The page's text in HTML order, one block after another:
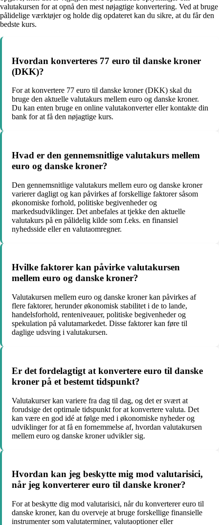
valutakursen for at opnå den mest nøjagtige konvertering. Ved at bruge
pålidelige værktøjer og holde dig opdateret kan du sikre, at du får den
bedste kurs.
Hvordan konverteres 77 euro til danske kroner
(DKK)?
For at konvertere 77 euro til danske kroner (DKK) skal du
bruge den aktuelle valutakurs mellem euro og danske kroner.
Du kan enten bruge en online valutakonverter eller kontakte din
bank for at få den nøjagtige kurs.
Hvad er den gennemsnitlige valutakurs mellem
euro og danske kroner?
Den gennemsnitlige valutakurs mellem euro og danske kroner
varierer dagligt og kan påvirkes af forskellige faktorer såsom
økonomiske forhold, politiske begivenheder og
markedsudviklinger. Det anbefales at tjekke den aktuelle
valutakurs på en pålidelig kilde som f.eks. en finansiel
nyhedsside eller en valutaomregner.
Hvilke faktorer kan påvirke valutakursen
mellem euro og danske kroner?
Valutakursen mellem euro og danske kroner kan påvirkes af
flere faktorer, herunder økonomisk stabilitet i de to lande,
handelsforhold, renteniveauer, politiske begivenheder og
spekulation på valutamarkedet. Disse faktorer kan føre til
daglige udsving i valutakursen.
Er det fordelagtigt at konvertere euro til danske
kroner på et bestemt tidspunkt?
Valutakurser kan variere fra dag til dag, og det er svært at
forudsige det optimale tidspunkt for at konvertere valuta. Det
kan være en god idé at følge med i økonomiske nyheder og
udviklinger for at få en fornemmelse af, hvordan valutakursen
mellem euro og danske kroner udvikler sig.
Hvordan kan jeg beskytte mig mod valutarisici,
når jeg konverterer euro til danske kroner?
For at beskytte dig mod valutarisici, når du konverterer euro til
danske kroner, kan du overveje at bruge forskellige finansielle
instrumenter som valutaterminer, valutaoptioner eller